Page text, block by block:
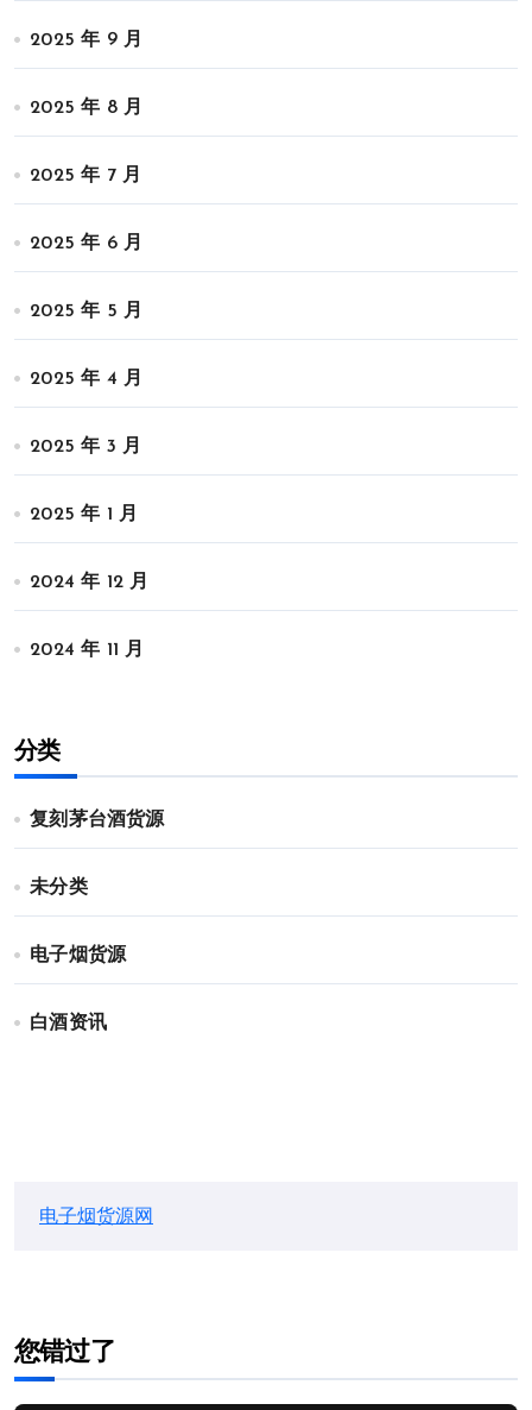
2025 年 9 月
2025 年 8 月
2025 年 7 月
2025 年 6 月
2025 年 5 月
2025 年 4 月
2025 年 3 月
2025 年 1 月
2024 年 12 月
2024 年 11 月
分类
复刻茅台酒货源
未分类
电子烟货源
白酒资讯
电子烟货源网
您错过了